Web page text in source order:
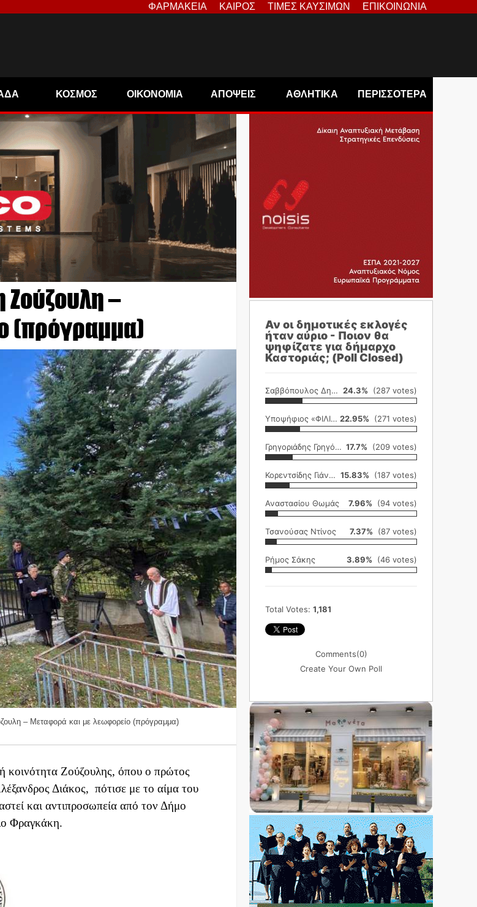
ΦΑΡΜΑΚΕΙΑ ΚΑΙΡΟΣ ΤΙΜΕΣ ΚΑΥΣΙΜΩΝ ΕΠΙΚΟΙΝΩΝΙΑ
ΚΟΣΜΟΣ ΟΙΚΟΝΟΜΙΑ ΑΠΟΨΕΙΣ ΑΘΛΗΤΙΚΑ ΠΕΡΙΣΣΟΤΕΡΑ
Ζούζουλη –
(πρόγραμμα)
– Μεταφορά και με λεωφορείο (πρόγραμμα)
κοινότητα Ζούζουλης, όπου ο πρώτος
Διάκος, πότισε με το αίμα του
και αντιπροσωπεία από τον Δήμο
Φραγκάκη.
Αν οι δημοτικές εκλογές
ήταν αύριο - Ποιον θα
ψηφίζατε για δήμαρχο
Καστοριάς; (Poll Closed)
Σαββόπουλος Δημήτρης 24.3% (287 votes)
Υποψήφιος «ΦΙΛΙΚΗ ΕΤΑΙΡΕΙΑ» 22.95% (271 votes)
Γρηγοριάδης Γρηγόρης 17.7% (209 votes)
Κορεντσίδης Γιάννης 15.83% (187 votes)
Αναστασίου Θωμάς 7.96% (94 votes)
Τσανούσας Ντίνος 7.37% (87 votes)
Ρήμος Σάκης 3.89% (46 votes)
Total Votes: 1,181
Comments(0)
Create Your Own Poll